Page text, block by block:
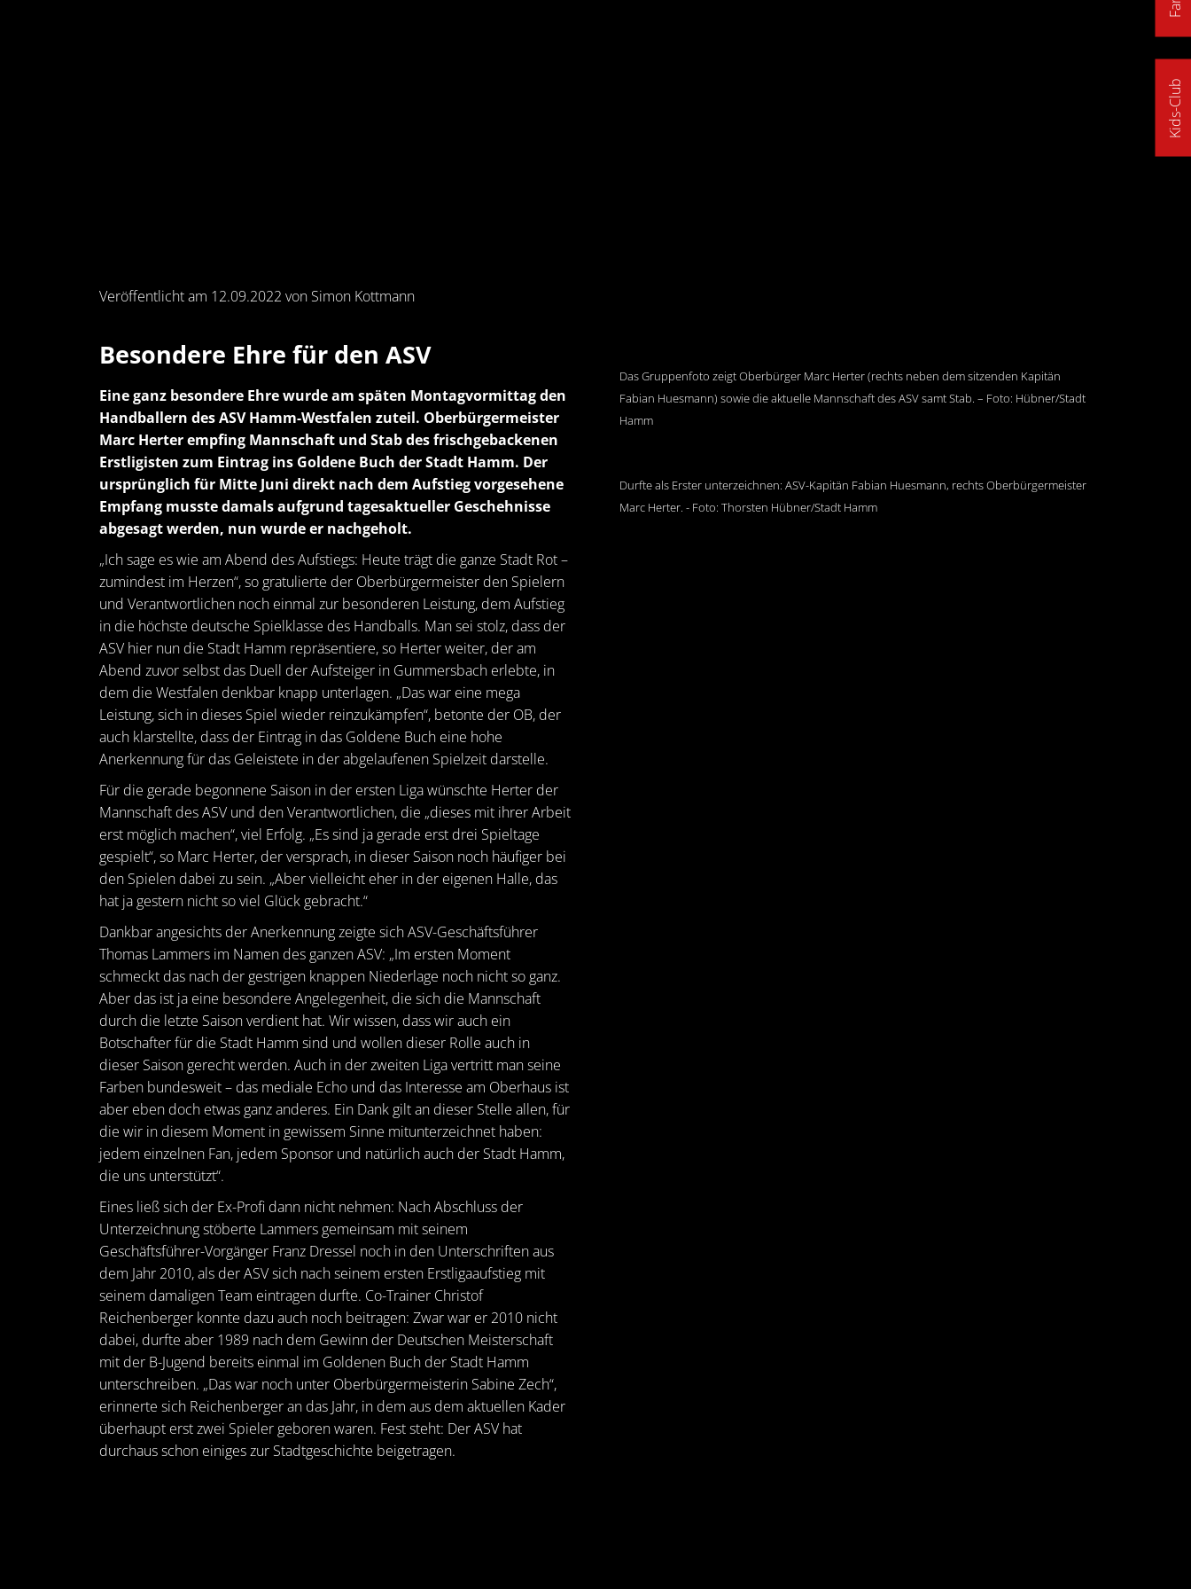
Kids-Club
Veröffentlicht am 12.09.2022 von Simon Kottmann
Besondere Ehre für den ASV
Eine ganz besondere Ehre wurde am späten Montagvormittag den
Handballern des ASV Hamm-Westfalen zuteil. Oberbürgermeister
Marc Herter empfing Mannschaft und Stab des frischgebackenen
Erstligisten zum Eintrag ins Goldene Buch der Stadt Hamm. Der
ursprünglich für Mitte Juni direkt nach dem Aufstieg vorgesehene
Empfang musste damals aufgrund tagesaktueller Geschehnisse
abgesagt werden, nun wurde er nachgeholt.
„Ich sage es wie am Abend des Aufstiegs: Heute trägt die ganze Stadt Rot –
zumindest im Herzen“, so gratulierte der Oberbürgermeister den Spielern
und Verantwortlichen noch einmal zur besonderen Leistung, dem Aufstieg
in die höchste deutsche Spielklasse des Handballs. Man sei stolz, dass der
ASV hier nun die Stadt Hamm repräsentiere, so Herter weiter, der am
Abend zuvor selbst das Duell der Aufsteiger in Gummersbach erlebte, in
dem die Westfalen denkbar knapp unterlagen. „Das war eine mega
Leistung, sich in dieses Spiel wieder reinzukämpfen“, betonte der OB, der
auch klarstellte, dass der Eintrag in das Goldene Buch eine hohe
Anerkennung für das Geleistete in der abgelaufenen Spielzeit darstelle.
Für die gerade begonnene Saison in der ersten Liga wünschte Herter der
Mannschaft des ASV und den Verantwortlichen, die „dieses mit ihrer Arbeit
erst möglich machen“, viel Erfolg. „Es sind ja gerade erst drei Spieltage
gespielt“, so Marc Herter, der versprach, in dieser Saison noch häufiger bei
den Spielen dabei zu sein. „Aber vielleicht eher in der eigenen Halle, das
hat ja gestern nicht so viel Glück gebracht.“
Dankbar angesichts der Anerkennung zeigte sich ASV-Geschäftsführer
Thomas Lammers im Namen des ganzen ASV: „Im ersten Moment
schmeckt das nach der gestrigen knappen Niederlage noch nicht so ganz.
Aber das ist ja eine besondere Angelegenheit, die sich die Mannschaft
durch die letzte Saison verdient hat. Wir wissen, dass wir auch ein
Botschafter für die Stadt Hamm sind und wollen dieser Rolle auch in
dieser Saison gerecht werden. Auch in der zweiten Liga vertritt man seine
Farben bundesweit – das mediale Echo und das Interesse am Oberhaus ist
aber eben doch etwas ganz anderes. Ein Dank gilt an dieser Stelle allen, für
die wir in diesem Moment in gewissem Sinne mitunterzeichnet haben:
jedem einzelnen Fan, jedem Sponsor und natürlich auch der Stadt Hamm,
die uns unterstützt“.
Eines ließ sich der Ex-Profi dann nicht nehmen: Nach Abschluss der
Unterzeichnung stöberte Lammers gemeinsam mit seinem
Geschäftsführer-Vorgänger Franz Dressel noch in den Unterschriften aus
dem Jahr 2010, als der ASV sich nach seinem ersten Erstligaaufstieg mit
seinem damaligen Team eintragen durfte. Co-Trainer Christof
Reichenberger konnte dazu auch noch beitragen: Zwar war er 2010 nicht
dabei, durfte aber 1989 nach dem Gewinn der Deutschen Meisterschaft
mit der B-Jugend bereits einmal im Goldenen Buch der Stadt Hamm
unterschreiben. „Das war noch unter Oberbürgermeisterin Sabine Zech“,
erinnerte sich Reichenberger an das Jahr, in dem aus dem aktuellen Kader
überhaupt erst zwei Spieler geboren waren. Fest steht: Der ASV hat
durchaus schon einiges zur Stadtgeschichte beigetragen.
Das Gruppenfoto zeigt Oberbürger Marc Herter (rechts neben dem sitzenden Kapitän
Fabian Huesmann) sowie die aktuelle Mannschaft des ASV samt Stab. – Foto: Hübner/Stadt
Hamm
Durfte als Erster unterzeichnen: ASV-Kapitän Fabian Huesmann, rechts Oberbürgermeister
Marc Herter. - Foto: Thorsten Hübner/Stadt Hamm